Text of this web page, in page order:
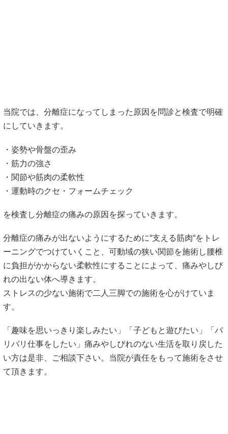
当院では、分離症になってしまった原因を問診と検査で明確
にしていきます。
・姿勢や骨盤の歪み
・筋力の強さ
・関節や筋肉の柔軟性
・運動時のクセ・フォームチェック
を検査し分離症の痛みの原因を探っていきます。
分離症の痛みが出ないようにするために“支える筋肉“をトレ
ーニングでつけていくこと、可動域の狭い関節を施術し腰椎
に負担がかからない柔軟性にすることによって、痛みやしび
れの出ない体へ導きます。
ストレスの少ない施術で二人三脚での施術を心がけていま
す。
「趣味を思いっきり楽しみたい」「子どもと遊びたい」「バ
リバリ仕事をしたい」痛みやしびれのない生活を取り戻した
い方は是非、ご相談下さい。当院が責任をもって施術をさせ
て頂きます。